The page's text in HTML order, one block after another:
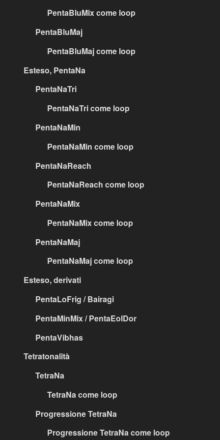
PentaBluMix come loop
PentaBluMaj
PentaBluMaj come loop
Esteso, PentaNa
PentaNaTri
PentaNaTri come loop
PentaNaMin
PentaNaMin come loop
PentaNaReach
PentaNaReach come loop
PentaNaMix
PentaNaMix come loop
PentaNaMaj
PentaNaMaj come loop
Esteso, derivati
PentaLoFrig / Bairagi
PentaMinMix / PentaEolDor
PentaVibhas
Tetratonalità
TetraNa
TetraNa come loop
Progressione TetraNa
Progressione TetraNa come loop